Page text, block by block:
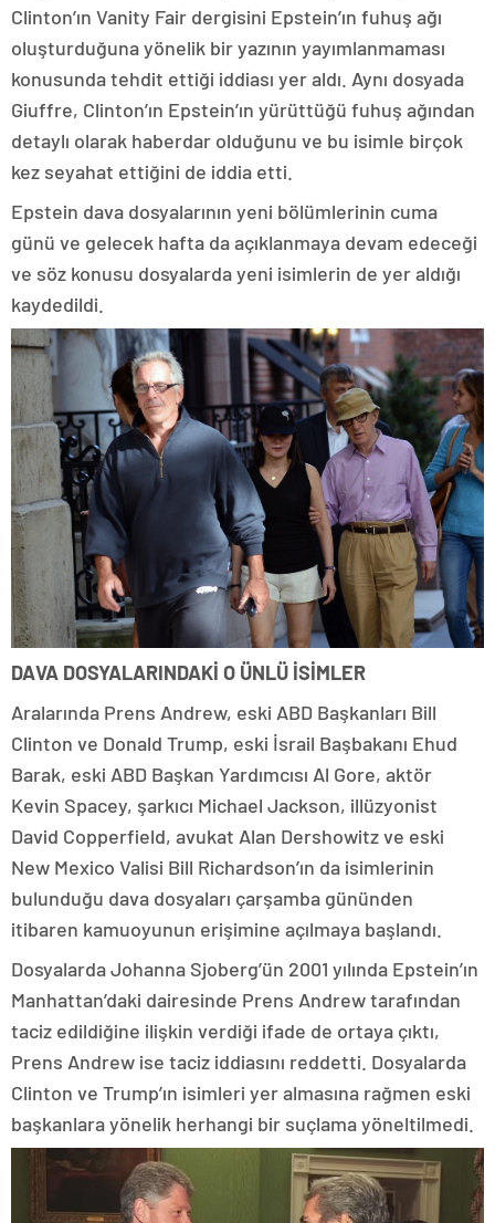
Clinton’ın Vanity Fair dergisini Epstein’ın fuhuş ağı
oluşturduğuna yönelik bir yazının yayımlanmaması
konusunda tehdit ettiği iddiası yer aldı. Aynı dosyada
Giuffre, Clinton’ın Epstein’ın yürüttüğü fuhuş ağından
detaylı olarak haberdar olduğunu ve bu isimle birçok
kez seyahat ettiğini de iddia etti.
Epstein dava dosyalarının yeni bölümlerinin cuma
günü ve gelecek hafta da açıklanmaya devam edeceği
ve söz konusu dosyalarda yeni isimlerin de yer aldığı
kaydedildi.
DAVA DOSYALARINDAKİ O ÜNLÜ İSİMLER
Aralarında Prens Andrew, eski ABD Başkanları Bill
Clinton ve Donald Trump, eski İsrail Başbakanı Ehud
Barak, eski ABD Başkan Yardımcısı Al Gore, aktör
Kevin Spacey, şarkıcı Michael Jackson, illüzyonist
David Copperfield, avukat Alan Dershowitz ve eski
New Mexico Valisi Bill Richardson’ın da isimlerinin
bulunduğu dava dosyaları çarşamba gününden
itibaren kamuoyunun erişimine açılmaya başlandı.
Dosyalarda Johanna Sjoberg’ün 2001 yılında Epstein’ın
Manhattan’daki dairesinde Prens Andrew tarafından
taciz edildiğine ilişkin verdiği ifade de ortaya çıktı,
Prens Andrew ise taciz iddiasını reddetti. Dosyalarda
Clinton ve Trump’ın isimleri yer almasına rağmen eski
başkanlara yönelik herhangi bir suçlama yöneltilmedi.